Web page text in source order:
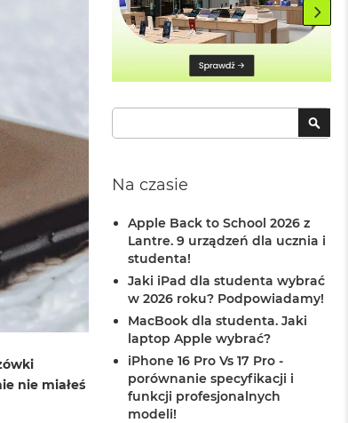
nie miałeś
Szukaj
Na czasie
Apple Back to School 2026 z
Lantre. 9 urządzeń dla ucznia i
studenta!
Jaki iPad dla studenta wybrać
w 2026 roku? Podpowiadamy!
MacBook dla studenta. Jaki
laptop Apple wybrać?
iPhone 16 Pro Vs 17 Pro -
porównanie specyfikacji i
funkcji profesjonalnych
modeli!